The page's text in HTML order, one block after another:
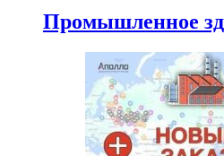
Промышленное